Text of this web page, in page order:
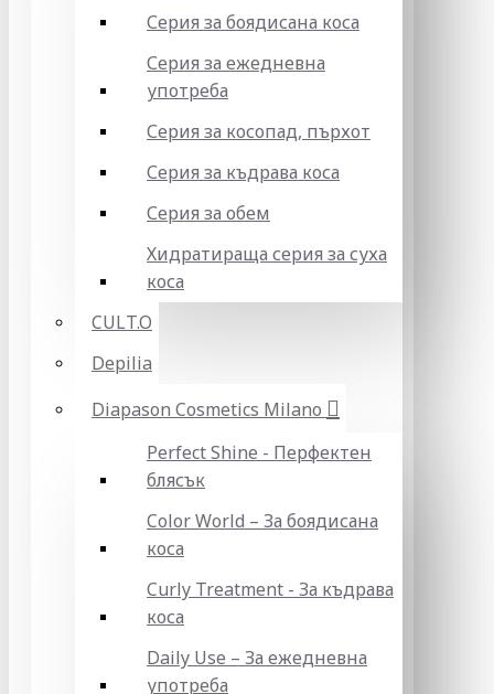
Серия за боядисана коса
Серия за ежедневна
употреба
Серия за косопад, пърхот
Серия за къдрава коса
Серия за обем
Хидратираща серия за суха
коса
CULT.O
Depilia
Diapason Cosmetics Milano
Perfect Shine - Перфектен
блясък
Color World – За боядисана
коса
Curly Treatment - За къдрава
коса
Daily Use – За ежедневна
употреба